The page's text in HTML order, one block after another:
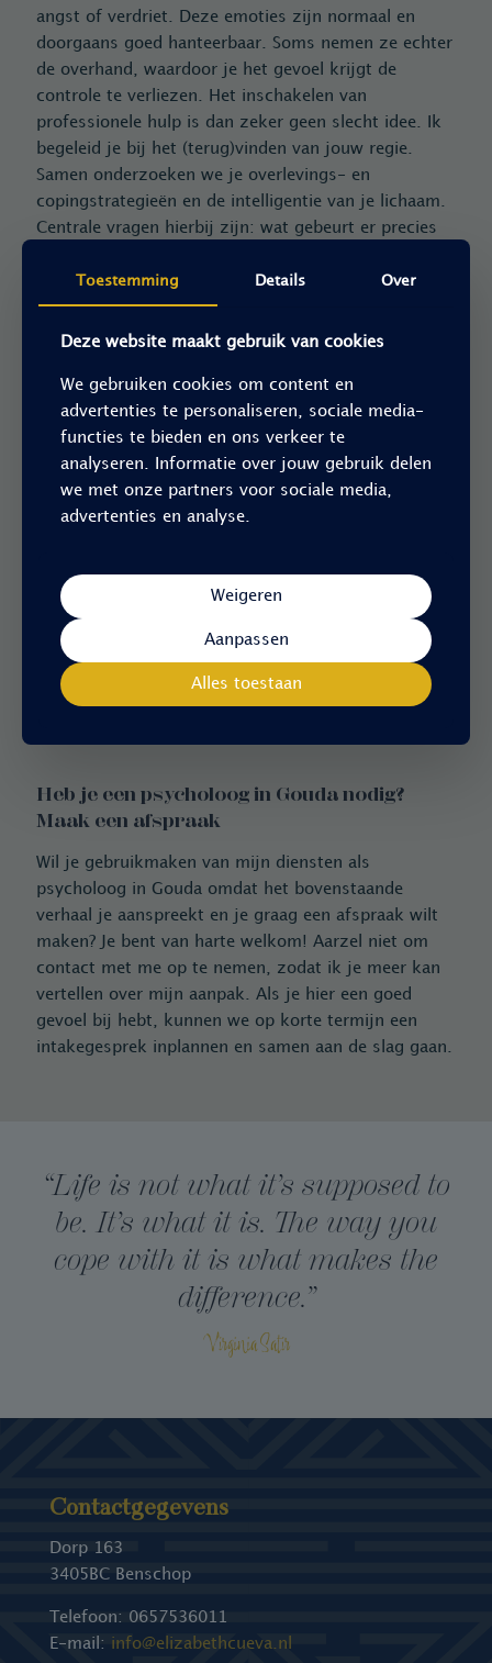
angst of verdriet. Deze emoties zijn normaal en
doorgaans goed hanteerbaar. Soms nemen ze echter
de overhand, waardoor je het gevoel krijgt de
controle te verliezen. Het inschakelen van
professionele hulp is dan zeker geen slecht idee. Ik
begeleid je bij het (terug)vinden van jouw regie.
Samen onderzoeken we je overlevings- en
copingstrategieën en de intelligentie van je lichaam.
Centrale vragen hierbij zijn: wat gebeurt er precies
mij binnen een groep?
Sta stevig in je schoenen
Tijdens de 1,5 uur durende sessies besteden we ook
aandacht aan gronding en ontspanning. Gronding,
oftewel aarden, helpt bij het herstellen van
evenwicht. Door je bekken, benen en voeten als
basissteun voor je bovenlichaam te ervaren, kun je
in beweging komen en stappen zetten. Bij emoties
te keren naar je gronding. Als je goed geaard bent,
kun je op een weloverwogen en effectieve manier
omgaan met verontrustende of onprettige situaties
in plaats van reactief of geblokkeerd te raken.
Ontspanning is hierbij cruciaal, want het helpt je
lichaam om blokkades op te heffen en energie weer
Heb je een psycholoog in Gouda nodig?
Maak een afspraak
Wil je gebruikmaken van mijn diensten als
psycholoog in Gouda omdat het bovenstaande
verhaal je aanspreekt en je graag een afspraak wilt
maken? Je bent van harte welkom! Aarzel niet om
contact met me op te nemen, zodat ik je meer kan
vertellen over mijn aanpak. Als je hier een goed
gevoel bij hebt, kunnen we op korte termijn een
intakegesprek inplannen en samen aan de slag gaan.
“Life is not what it’s supposed to
be. It’s what it is. The way you
cope with it is what makes the
difference.”
Virginia Satir
Contactgegevens
Dorp 163
3405BC Benschop
Telefoon: 0657536011
E-mail: info@elizabethcueva.nl
Toestemming Details Over
Deze website maakt gebruik van cookies
We gebruiken cookies om content en
advertenties te personaliseren, sociale media-
functies te bieden en ons verkeer te
analyseren. Informatie over jouw gebruik delen
we met onze partners voor sociale media,
advertenties en analyse.
Weigeren
Aanpassen
Alles toestaan